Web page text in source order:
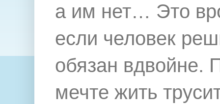
а им нет… Это
если человек
обязан вдвойне.
мечте жить